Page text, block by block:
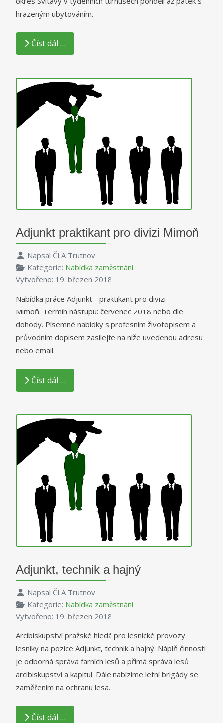
hrazeným ubytováním.
Číst dál …
Adjunkt praktikant pro divizi Mimoň
Napsal ČLA Trutnov
Kategorie: Nabídka zaměstnání
Vytvořeno: 19. březen 2018
Nabídka práce Adjunkt - praktikant pro divizi
Mimoň. Termín nástupu: červenec 2018 nebo dle
dohody. Písemné nabídky s profesním životopisem a
průvodním dopisem zasílejte na níže uvedenou adresu
nebo email.
Číst dál …
Adjunkt, technik a hajný
Napsal ČLA Trutnov
Kategorie: Nabídka zaměstnání
Vytvořeno: 19. březen 2018
Arcibiskupství pražské hledá pro lesnické provozy
lesníky na pozice Adjunkt, technik a hajný. Náplň činnosti
je odborná správa farních lesů a přímá správa lesů
arcibiskupství a kapitul. Dále nabízíme letní brigády se
zaměřením na ochranu lesa.
Číst dál …